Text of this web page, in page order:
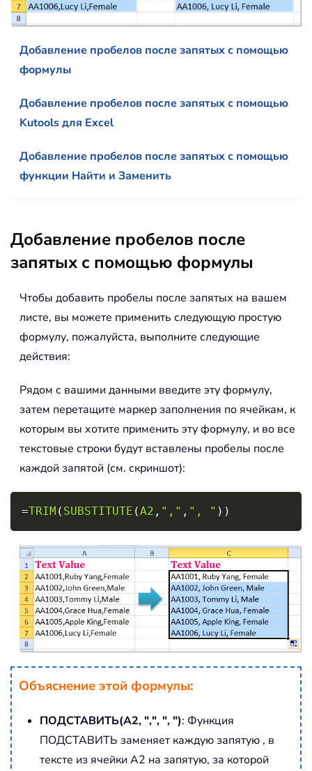
Добавление пробелов после запятых с помощью
формулы
Добавление пробелов после запятых с помощью
Kutools для Excel
Добавление пробелов после запятых с помощью
функции Найти и Заменить
Добавление пробелов после
запятых с помощью формулы
Чтобы добавить пробелы после запятых на вашем
листе, вы можете применить следующую простую
формулу, пожалуйста, выполните следующие
действия:
Рядом с вашими данными введите эту формулу,
затем перетащите маркер заполнения по ячейкам, к
которым вы хотите применить эту формулу, и во все
текстовые строки будут вставлены пробелы после
каждой запятой (см. скриншот):
=TRIM ( SUBSTITUTE (A2 , "," , ", " ) )
Объяснение этой формулы:
ПОДСТАВИТЬ(A2, ",", ", "): Функция
ПОДСТАВИТЬ заменяет каждую запятую , в
тексте из ячейки A2 на запятую, за которой